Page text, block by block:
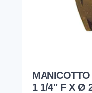
1 1/4" F X Ø